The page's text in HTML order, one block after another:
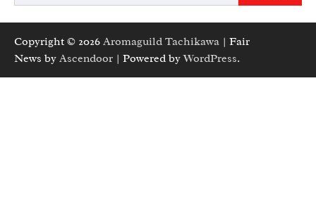
Copyright © 2026 Aromaguild Tachikawa | Fair
News by Ascendoor | Powered byWordPress.